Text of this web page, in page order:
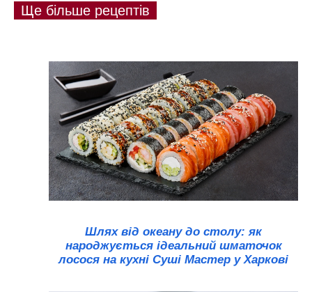
Ще більше рецептів
Шлях від океану до столу: як
народжується ідеальний шматочок
лосося на кухні Суші Мастер у Харкові